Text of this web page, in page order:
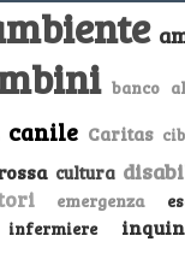
banco
canile Caritas
cultura
emergenza
infermiere